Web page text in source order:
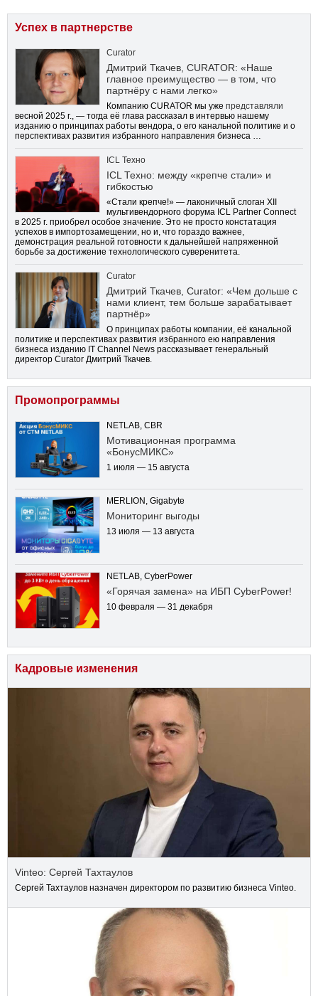
Успех в партнерстве
Curator
Дмитрий Ткачев, CURATOR: «Наше
главное преимущество — в том, что
партнёру с нами легко»
Компанию CURATOR мы уже представляли
весной 2025 г., — тогда её глава рассказал в интервью нашему
изданию о принципах работы вендора, о его канальной политике и о
перспективах развития избранного направления бизнеса …
ICL Техно
ICL Техно: между «крепче стали» и
гибкостью
«Стали крепче!» — лаконичный слоган XII
мультивендорного форума ICL Partner Connect
в 2025 г. приобрел особое значение. Это не просто констатация
успехов в импортозамещении, но и, что гораздо важнее,
демонстрация реальной готовности к дальнейшей напряженной
борьбе за достижение технологического суверенитета.
Curator
Дмитрий Ткачев, Curator: «Чем дольше с
нами клиент, тем больше зарабатывает
партнёр»
О принципах работы компании, её канальной
политике и перспективах развития избранного ею направления
бизнеса изданию IT Channel News рассказывает генеральный
директор Curator Дмитрий Ткачев.
Промопрограммы
NETLAB, CBR
Мотивационная программа
«БонусМИКС»
1 июля — 15 августа
MERLION, Gigabyte
Мониторинг выгоды
13 июля — 13 августа
NETLAB, CyberPower
«Горячая замена» на ИБП CyberPower!
10 февраля — 31 декабря
Кадровые изменения
Vinteo: Сергей Тахтаулов
Сергей Тахтаулов назначен директором по развитию бизнеса Vinteo.